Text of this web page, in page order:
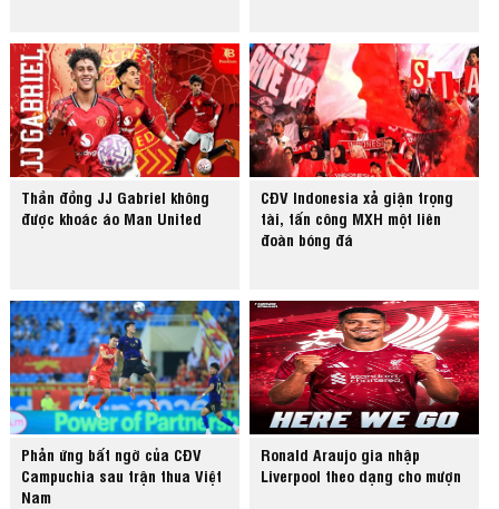
Thần đồng JJ Gabriel không
được khoác áo Man United
CĐV Indonesia xả giận trọng
tài, tấn công MXH một liên
đoàn bóng đá
Phản ứng bất ngờ của CĐV
Campuchia sau trận thua Việt
Nam
Ronald Araujo gia nhập
Liverpool theo dạng cho mượn